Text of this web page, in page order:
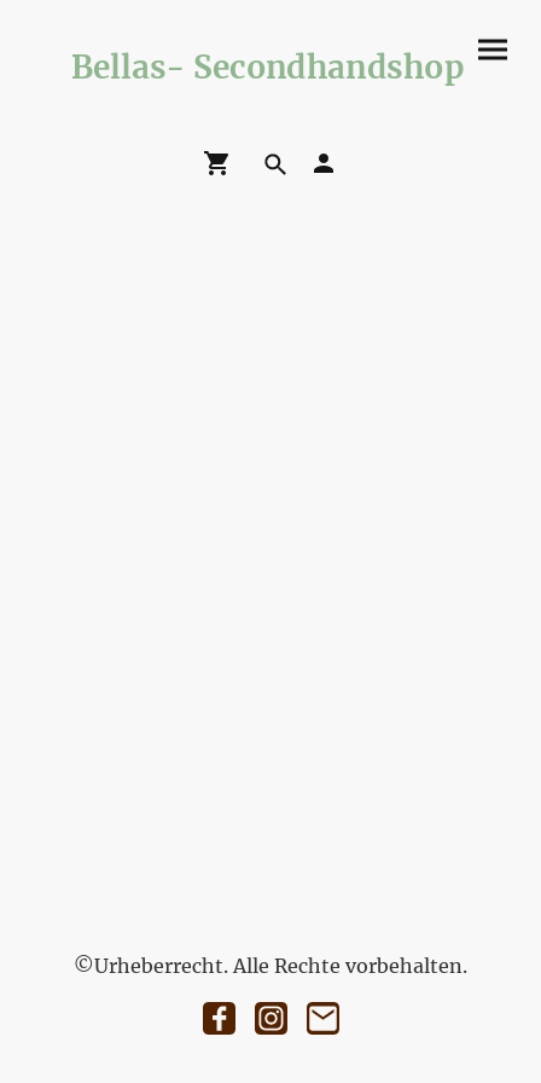
Bellas- Secondhandshop
©Urheberrecht. Alle Rechte vorbehalten.